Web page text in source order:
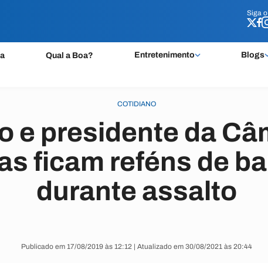
Siga o
Qual a Boa? Entretenimento Blogs
Siga o
COTIDIANO
e presidente da
ficam reféns de
durante assalto
Publicado em 17/08/2019 às 12:12 | Atualizado em 30/08/2021 às 20:44